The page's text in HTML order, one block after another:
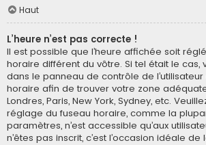
Haut
L’heure n’est pas correcte !
Il est possible que l’heure affichée soit
horaire différent du vôtre. Si tel était le cas,
dans le panneau de contrôle de
horaire afin de trouver votre zone
Londres, Paris, New York, Sydney, etc.
réglage du fuseau horaire, comme la
paramètres, n’est accessible qu’aux
n’êtes pas inscrit, c’est l’occasion idéale de